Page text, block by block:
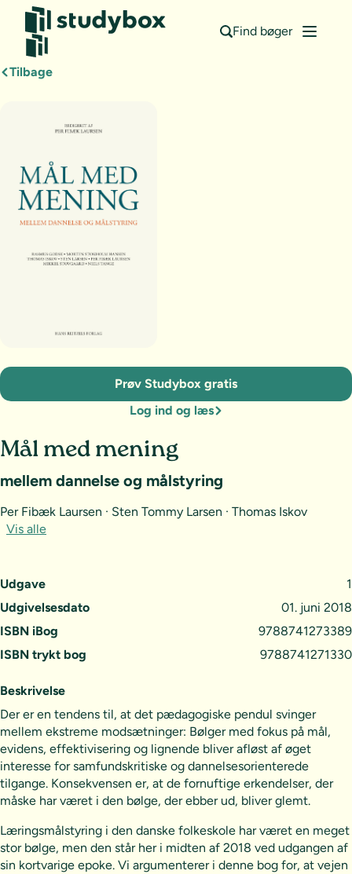
Find bøger
Tilbage
Udgave
1
Udgivelsesdato
01. juni 2018
ISBN iBog
9788741273389
ISBN trykt bog
9788741271330
Mål med mening
mellem dannelse og målstyring
Per Fibæk Laursen · Sten Tommy Larsen · Thomas Iskov
Vis alle
Prøv Studybox gratis
Log ind og læs
Beskrivelse
Der er en tendens til, at det pædagogiske pendul svinger
mellem ekstreme modsætninger: Bølger med fokus på mål,
evidens, effektivisering og lignende bliver afløst af øget
interesse for samfundskritiske og dannelsesorienterede
tilgange. Konsekvensen er, at de fornuftige erkendelser, der
måske har været i den bølge, der ebber ud, bliver glemt.
Læringsmålstyring i den danske folkeskole har været en meget
stor bølge, men den står her i midten af 2018 ved udgangen af
sin kortvarige epoke. Vi argumenterer i denne bog for, at vejen